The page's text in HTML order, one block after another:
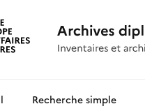
diplomatiques
Recherche simple